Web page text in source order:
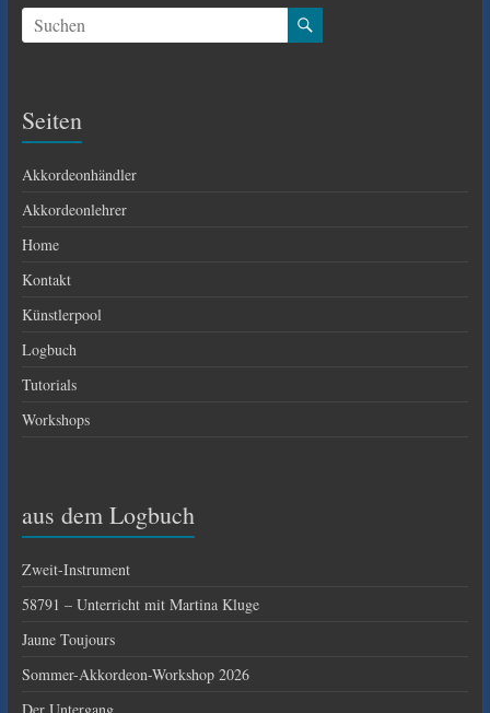
Seiten
Akkordeonhändler
Akkordeonlehrer
Home
Kontakt
Künstlerpool
Logbuch
Tutorials
Workshops
aus dem Logbuch
Zweit-Instrument
58791 – Unterricht mit Martina Kluge
Jaune Toujours
Sommer-Akkordeon-Workshop 2026
Der Untergang